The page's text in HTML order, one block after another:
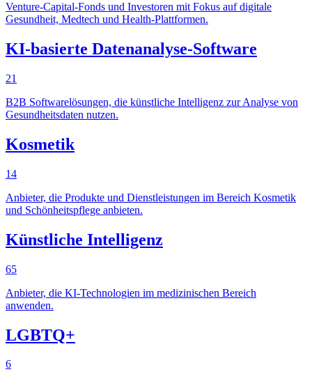
Venture-Capital-Fonds und Investoren mit Fokus auf digitale
Gesundheit, Medtech und Health-Plattformen.
KI-basierte Datenanalyse-Software
21
B2B Softwarelösungen, die künstliche Intelligenz zur Analyse von
Gesundheitsdaten nutzen.
Kosmetik
14
Anbieter, die Produkte und Dienstleistungen im Bereich Kosmetik
und Schönheitspflege anbieten.
Künstliche Intelligenz
65
Anbieter, die KI-Technologien im medizinischen Bereich
anwenden.
LGBTQ+
6